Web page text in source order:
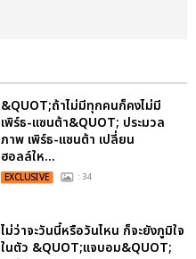
&QUOT;ถ้าไม่มีทุกคนก็คงไม่มี
เพิร์ธ-แซนต้า&QUOT; ประมวล
ภาพ เพิร์ธ-แซนต้า เปลี่ยน
ฮอลล์ให...
EXCLUSIVE : 34
ไม่ว่าจะวันนี้หรือวันไหน ก็จะยังภูมิใจ
ในตัว &QUOT;แจบอม&QUOT;